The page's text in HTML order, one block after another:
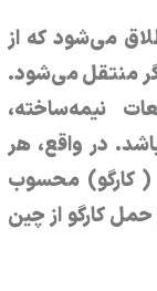
می‌شود که از
منتقل می‌شود.
نیمه‌ساخته،
در واقع، هر
( کارگو) محسوب
کارگو از چین